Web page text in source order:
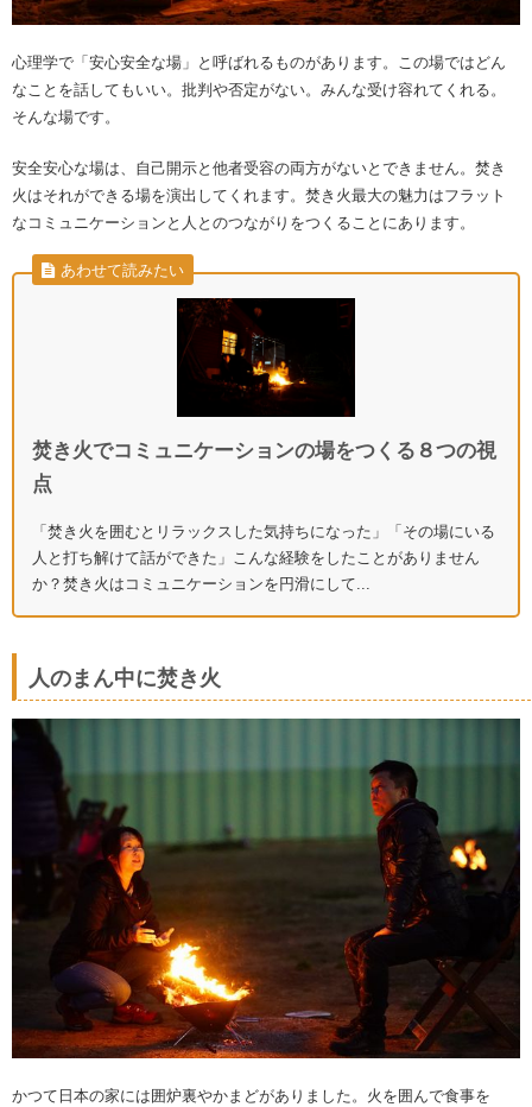
心理学で「安心安全な場」と呼ばれるものがあります。この場ではどん
なことを話してもいい。批判や否定がない。みんな受け容れてくれる。
そんな場です。
安全安心な場は、自己開示と他者受容の両方がないとできません。焚き
火はそれができる場を演出してくれます。焚き火最大の魅力はフラット
なコミュニケーションと人とのつながりをつくることにあります。
あわせて読みたい
焚き火でコミュニケーションの場をつくる８つの視
点
「焚き火を囲むとリラックスした気持ちになった」「その場にいる
人と打ち解けて話ができた」こんな経験をしたことがありません
か？焚き火はコミュニケーションを円滑にして...
人のまん中に焚き火
かつて日本の家には囲炉裏やかまどがありました。火を囲んで食事を